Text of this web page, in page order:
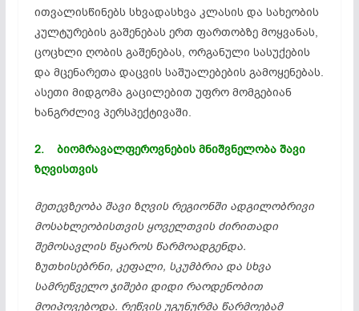
ითვალისწინებს სხვადასხვა კლასის და სახეობის
კულტურების გაშენებას ერთ ფართობზე მოყვანას,
ცოცხლი ღობის გაშენებას, ორგანული სასუქების
და მცენარეთა დაცვის საშუალებების გამოყენებას.
ასეთი მიდგომა გაცილებით უფრო მომგებიან
ხანგრძლივ პერსპექტივაში.
2. ბიომრავალფეროვნების მნიშვნელობა შავი
ზღვისთვის
მეთევზეობა შავი ზღვის რეგიონში ადგილობრივი
მოსახლეობისთვის ყოველთვის ძირითადი
შემოსავლის წყაროს წარმოადგენდა.
ზუთხისებრნი, კეფალი, სკუმბრია და სხვა
სამრეწველო ჯიშები დიდი რაოდენობით
მოიპოვებოდა. რეწვის უგუნურმა წარმოებამ